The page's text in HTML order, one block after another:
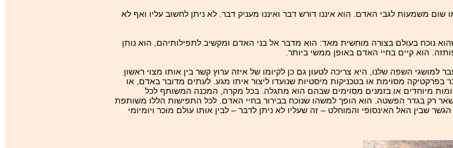
שום משמעות לגבי האדם. הוא איננו דורש דבר ואיננו מעניק דבר. לא ניתן לחשוב עליו ואף לא
נוכח בעולם בצורה מוחשית מאד: הוא מדבר אל בני האדם ומקשיב לתפילותיהם, הוא נותן
הוא קיים בחיי האדם באופן ממשי ביותר.
השפה שלנו, היא צריכה לטעון גם כן לקיומו של איזה ערוץ קשר בין אותו מצוי ראשון
מסוימת או בטכניקות מיסטיות שנועדו ליצור איתו מגע. לעתים מדובר באדם, או
מיוחדים או בזמנים מסוימים שבהם הוא מתגלה. בכל מקרה, המכנה המשותף לכל
רק בגדר הפשטה. הוא הופך למשהו שנוכח בבירור בחיי האדם. לכל התפישות הללו משותפת
האל האינסופי והמוחלט – זה שעליו לא ניתן לדבר – לבין אותו עולם מוכר ויומיומי